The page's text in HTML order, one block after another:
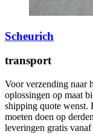
Scheurich
transport
Voor verzending naar
oplossingen op maat
shipping quote wenst.
moeten doen op
leveringen gratis